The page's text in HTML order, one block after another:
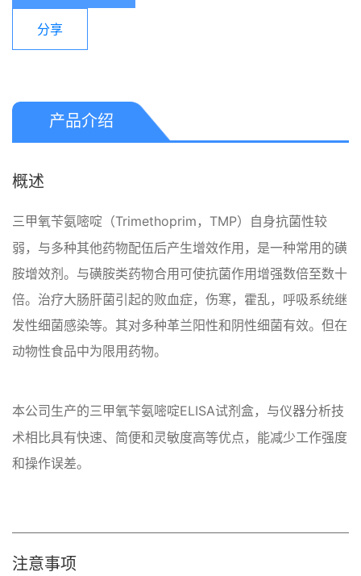
分享
产品介绍
概述
三甲氧苄氨嘧啶（Trimethoprim，TMP）自身抗菌性较
弱，与多种其他药物配伍后产生增效作用，是一种常用的磺
胺增效剂。与磺胺类药物合用可使抗菌作用增强数倍至数十
倍。治疗大肠肝菌引起的败血症，伤寒，霍乱，呼吸系统继
发性细菌感染等。其对多种革兰阳性和阴性细菌有效。但在
动物性食品中为限用药物。
本公司生产的三甲氧苄氨嘧啶ELISA试剂盒，与仪器分析技
术相比具有快速、简便和灵敏度高等优点，能减少工作强度
和操作误差。
注意事项